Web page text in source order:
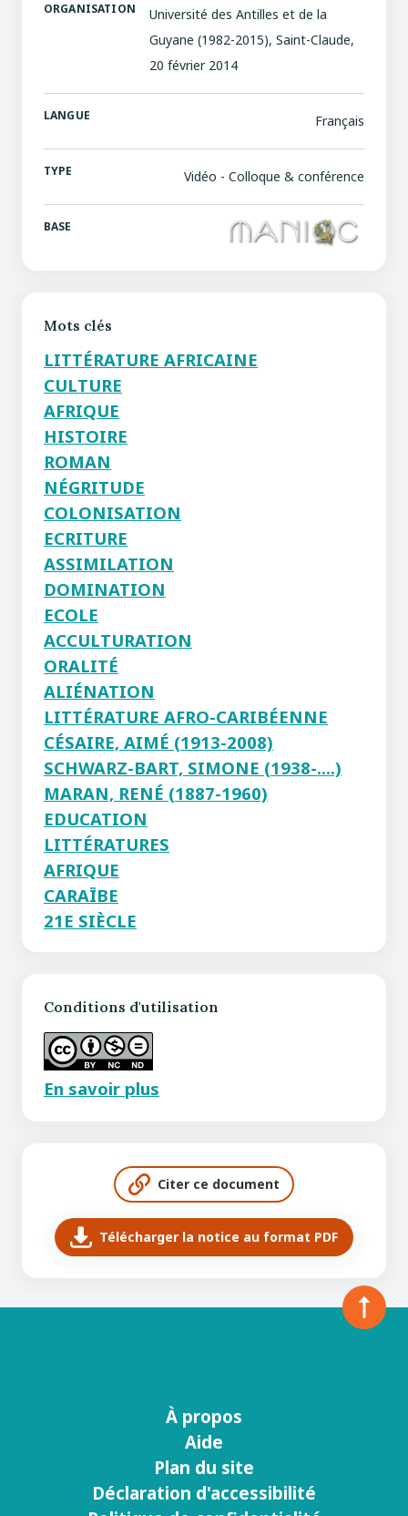
ORGANISATION
Université des Antilles et de la
Guyane (1982-2015), Saint-Claude,
20 février 2014
LANGUE Français
TYPE Vidéo - Colloque & conférence
BASE
Mots clés
LITTÉRATURE AFRICAINE
CULTURE
AFRIQUE
HISTOIRE
ROMAN
NÉGRITUDE
COLONISATION
ECRITURE
ASSIMILATION
DOMINATION
ECOLE
ACCULTURATION
ORALITÉ
ALIÉNATION
LITTÉRATURE AFRO-CARIBÉENNE
CÉSAIRE, AIMÉ (1913-2008)
SCHWARZ-BART, SIMONE (1938-....)
MARAN, RENÉ (1887-1960)
EDUCATION
LITTÉRATURES
AFRIQUE
CARAÏBE
21E SIÈCLE
Conditions d'utilisation
En savoir plus
Citer ce document
Télécharger la notice au format PDF
À propos
Aide
Plan du site
Déclaration d'accessibilité